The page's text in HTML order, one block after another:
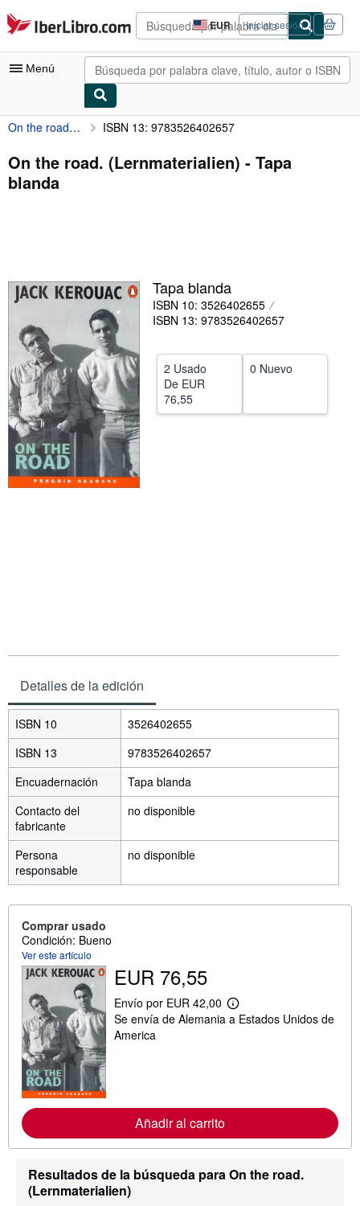
Pasar al contenido principal
IberLibro.com EUR
Preferencias
de
compra
del
Iniciar sesión
Menú
Mi cuenta
Consultar mis pedidos
Búsqueda avanzada
Vendedores
Comenzar a vender
Ayuda
CERRAR
On the road. (Lernmaterialien) ISBN 13: 9783526402657
On the road. (Lernmaterialien) - Tapa
blanda
Tapa blanda
ISBN 10: 3526402655
ISBN 13: 9783526402657
2 Usado
De EUR
76,55
0 Nuevo
Detalles de la edición
ISBN 10
3526402655
ISBN 13
9783526402657
Encuadernación
Tapa blanda
Contacto del
fabricante
no disponible
Persona
responsable
no disponible
Comprar usado
Condición: Bueno
Ver este artículo
EUR 76,55
Envío por EUR 42,00
M
á
i
ó
s
Se envía de Alemania a Estados Unidos de
America
Añadir al carrito
Resultados de la búsqueda para On the road.
(Lernmaterialien)